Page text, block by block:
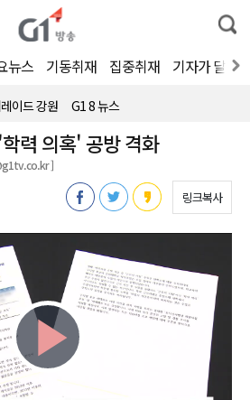
통
합
색
뉴스 기동취재 집중취재 기자가 달려
이드 강원 G1 8 뉴스
력 의혹' 공방 격화
]
링크복사
Play